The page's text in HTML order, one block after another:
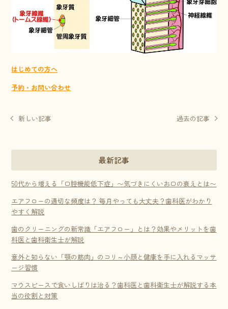
はじめての方へ
予約・お問い合わせ
新しい記事 過去の記事
最新記事
50代から増える「口腔機能低下症」〜気づきにくいお口の衰えとは〜
エアフローの適切な頻度は？ 毎月やっても大丈夫？歯科医がわかり
やすく解説
歯のクリーニングの新常識「エアフロー」とは？効果やメリットを歯
科医と歯科衛生士が解説
意外と知らない「顎の筋肉」のコリ～小顔と健康を手に入れるマッサ
ージ習慣
マウスピースで食いしばりは治る？歯科医と歯科衛生士が解説する本
当の役割と対策